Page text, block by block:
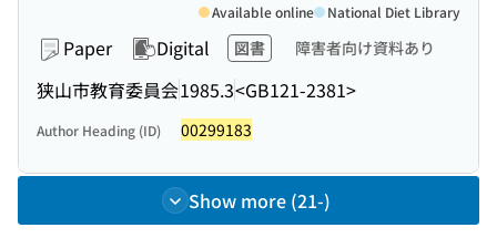
Paper Digital 図書 障害者向け資料あり
狭山市教育委員会1985.3<GB121-2381>
Available online National Diet Library
Author Heading (ID) 00299183
Show more (21-)